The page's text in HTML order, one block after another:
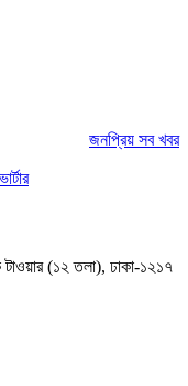
জনপ্রিয় সব খবর
টাওয়ার (১২ তলা), ঢাকা-১২১৭